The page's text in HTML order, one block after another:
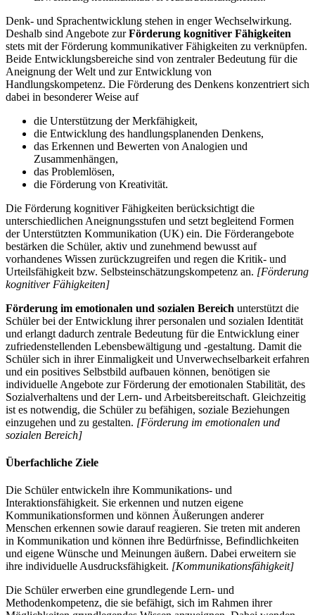
Denk- und Sprachentwicklung stehen in enger Wechselwirkung.
Deshalb sind Angebote zurFörderung kognitiver Fähigkeiten
stets mit der Förderung kommunikativer Fähigkeiten zu verknüpfen.
Beide Entwicklungsbereiche sind von zentraler Bedeutung für die
Aneignung der Welt und zur Entwicklung von
Handlungskompetenz. Die Förderung des Denkens konzentriert sich
dabei in besonderer Weise auf
die Unterstützung der Merkfähigkeit,
die Entwicklung des handlungsplanenden Denkens,
das Erkennen und Bewerten von Analogien und
Zusammenhängen,
das Problemlösen,
die Förderung von Kreativität.
Die Förderung kognitiver Fähigkeiten berücksichtigt die
unterschiedlichen Aneignungsstufen und setzt begleitend Formen
der Unterstützten Kommunikation (UK) ein. Die Förderangebote
bestärken die Schüler, aktiv und zunehmend bewusst auf
vorhandenes Wissen zurückzugreifen und regen die Kritik- und
Urteilsfähigkeit bzw. Selbsteinschätzungskompetenz an. [Förderung
kognitiver Fähigkeiten]
Förderung im emotionalen und sozialen Bereich unterstützt die
Schüler bei der Entwicklung ihrer personalen und sozialen Identität
und erlangt dadurch zentrale Bedeutung für die Entwicklung einer
zufriedenstellenden Lebensbewältigung und -gestaltung. Damit die
Schüler sich in ihrer Einmaligkeit und Unverwechselbarkeit erfahren
und ein positives Selbstbild aufbauen können, benötigen sie
individuelle Angebote zur Förderung der emotionalen Stabilität, des
Sozialverhaltens und der Lern- und Arbeitsbereitschaft. Gleichzeitig
ist es notwendig, die Schüler zu befähigen, soziale Beziehungen
einzugehen und zu gestalten. [Förderung im emotionalen und
sozialen Bereich]
Überfachliche Ziele
Die Schüler entwickeln ihre Kommunikations- und
Interaktionsfähigkeit. Sie erkennen und nutzen eigene
Kommunikationsformen und können Äußerungen anderer
Menschen erkennen sowie darauf reagieren. Sie treten mit anderen
in Kommunikation und können ihre Bedürfnisse, Befindlichkeiten
und eigene Wünsche und Meinungen äußern. Dabei erweitern sie
ihre individuelle Ausdrucksfähigkeit. [Kommunikationsfähigkeit]
Die Schüler erwerben eine grundlegende Lern- und
Methodenkompetenz, die sie befähigt, sich im Rahmen ihrer